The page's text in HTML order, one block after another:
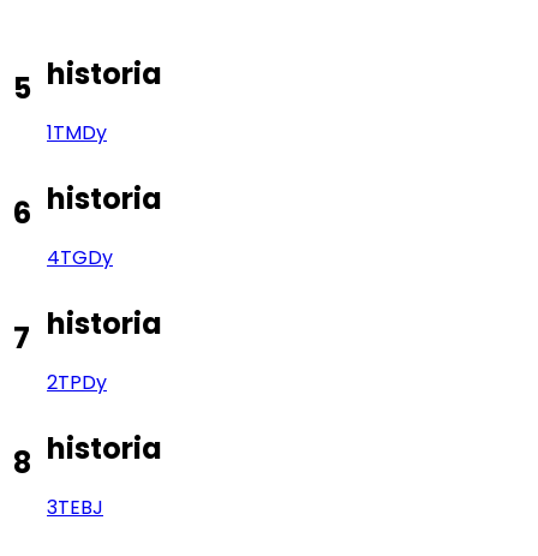
5 historia
1TMDy
6 historia
4TGDy
7 historia
2TPDy
8 historia
3TEBJ